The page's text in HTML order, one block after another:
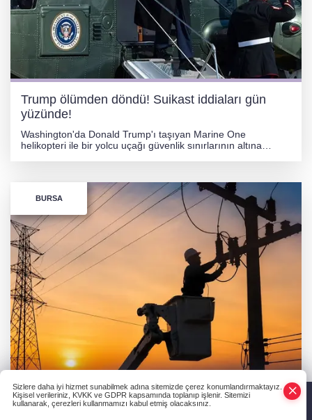
Trump ölümden döndü! Suikast iddiaları gün
yüzünde!
Washington'da Donald Trump'ı taşıyan Marine One
helikopteri ile bir yolcu uçağı güvenlik sınırlarının altına
BURSA
Bursa'da 10 ilçede planlı elektrik kesintisi! İşte 6
Ağustos UEDAŞ kesinti programı
Sizlere daha iyi hizmet sunabilmek adına sitemizde çerez konumlandırmaktayız.
Kişisel verileriniz, KVKK ve GDPR kapsamında toplanıp işlenir. Sitemizi
kullanarak, çerezleri kullanmamızı kabul etmiş olacaksınız.